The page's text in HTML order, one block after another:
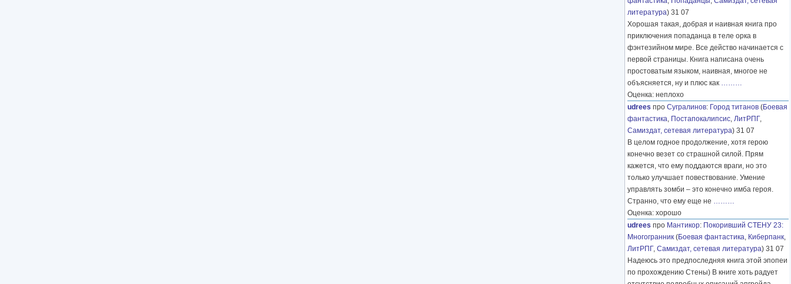
литература) 31 07
Хорошая такая, добрая и наивная книга про
приключения попаданца в теле орка в
фэнтезийном мире. Все действо начинается с
первой страницы. Книга написана очень
простоватым языком, наивная, многое не
объясняется, ну и плюс как ………
Оценка: неплохо
udrees про Сугралинов: Город титанов (Боевая
фантастика, Постапокалипсис, ЛитРПГ,
Самиздат, сетевая литература) 31 07
В целом годное продолжение, хотя герою
конечно везет со страшной силой. Прям
кажется, что ему поддаются враги, но это
только улучшает повествование. Умение
управлять зомби – это конечно имба героя.
Странно, что ему еще не ………
Оценка: хорошо
udrees про Мантикор: Покоривший СТЕНУ 23:
Многогранник (Боевая фантастика, Киберпанк,
ЛитРПГ, Самиздат, сетевая литература) 31 07
Надеюсь это предпоследняя книга этой эпопеи
по прохождению Стены) В книге хоть радует